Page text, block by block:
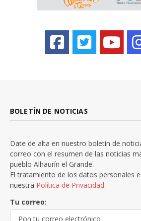
BOLETÍN DE NOTICIAS
Date de alta en nuestro boletín de
correo con el resumen de las noticias
pueblo Alhaurín el Grande.
El tratamiento de los datos personales
nuestra Política de Privacidad.
Tu correo: